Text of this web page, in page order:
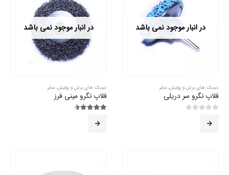
در انبار موجود نمی باشد
دیسک های برش و پولیش, سایر
فلاپ نگرو سر دریلی
در انبار موجود نمی باشد
دیسک های برش و پولیش, سایر
فلاپ نگرو مینی فرز